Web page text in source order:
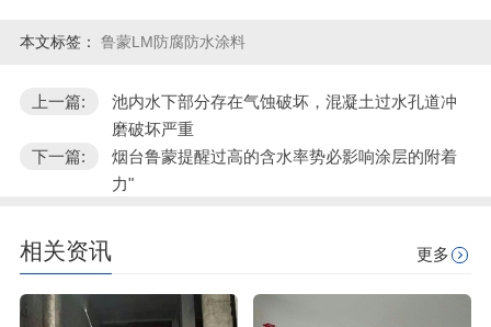
本文标签： 鲁蒙LM防腐防水涂料
上一篇:
池内水下部分存在气蚀破坏，混凝土过水孔道冲
磨破坏严重
下一篇:
烟台鲁蒙提醒过高的含水率势必影响涂层的附着
力"
相关资讯 更多